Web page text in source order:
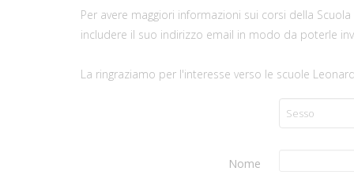
Per avere maggiori informazioni sui corsi della
includere il suo indirizzo email in modo da poterle
La ringraziamo per l'interesse verso le scuole
Nome